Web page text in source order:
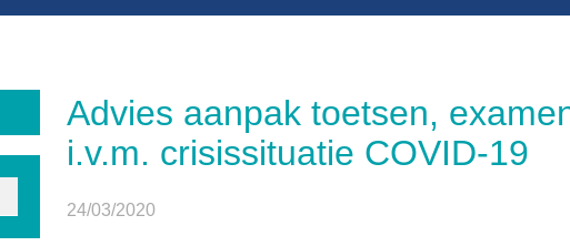
Advies aanpak toetsen,
i.v.m. crisissituatie COVID-19
24/03/2020